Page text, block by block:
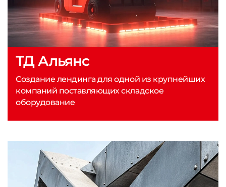
ТД Альянс
Создание лендинга для одной из крупнейших
компаний поставляющих складское
оборудование